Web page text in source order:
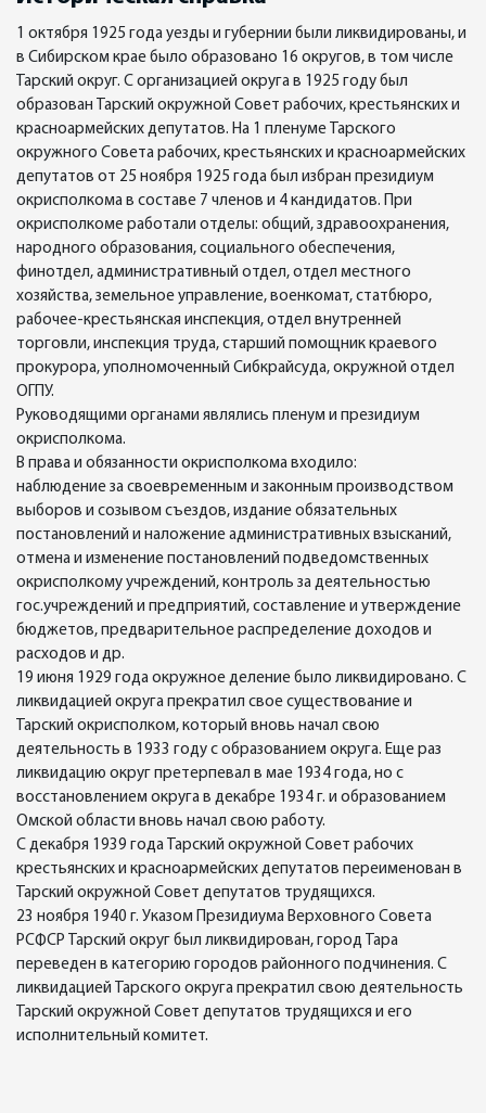
1 октября 1925 года уезды и губернии были ликвидированы, и
в Сибирском крае было образовано 16 округов, в том числе
Тарский округ. С организацией округа в 1925 году был
образован Тарский окружной Совет рабочих, крестьянских и
красноармейских депутатов. На 1 пленуме Тарского
окружного Совета рабочих, крестьянских и красноармейских
депутатов от 25 ноября 1925 года был избран президиум
окрисполкома в составе 7 членов и 4 кандидатов. При
окрисполкоме работали отделы: общий, здравоохранения,
народного образования, социального обеспечения,
финотдел, административный отдел, отдел местного
хозяйства, земельное управление, военкомат, статбюро,
рабочее-крестьянская инспекция, отдел внутренней
торговли, инспекция труда, старший помощник краевого
прокурора, уполномоченный Сибкрайсуда, окружной отдел
ОГПУ.
Руководящими органами являлись пленум и президиум
окрисполкома.
В права и обязанности окрисполкома входило:
наблюдение за своевременным и законным производством
выборов и созывом съездов, издание обязательных
постановлений и наложение административных взысканий,
отмена и изменение постановлений подведомственных
окрисполкому учреждений, контроль за деятельностью
гос.учреждений и предприятий, составление и утверждение
бюджетов, предварительное распределение доходов и
расходов и др.
19 июня 1929 года окружное деление было ликвидировано. С
ликвидацией округа прекратил свое существование и
Тарский окрисполком, который вновь начал свою
деятельность в 1933 году с образованием округа. Еще раз
ликвидацию округ претерпевал в мае 1934 года, но с
восстановлением округа в декабре 1934 г. и образованием
Омской области вновь начал свою работу.
С декабря 1939 года Тарский окружной Совет рабочих
крестьянских и красноармейских депутатов переименован в
Тарский окружной Совет депутатов трудящихся.
23 ноября 1940 г. Указом Президиума Верховного Совета
РСФСР Тарский округ был ликвидирован, город Тара
переведен в категорию городов районного подчинения. С
ликвидацией Тарского округа прекратил свою деятельность
Тарский окружной Совет депутатов трудящихся и его
исполнительный комитет.